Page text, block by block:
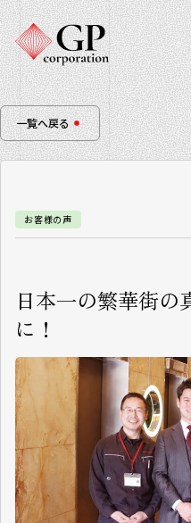
一覧へ戻る
お客様の声
日本一の繁華街の
に！